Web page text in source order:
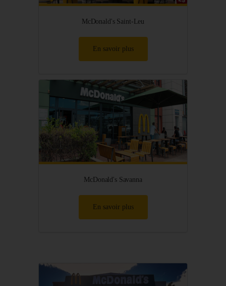
McDonald's Saint-Leu
En savoir plus
McDonald's Savanna
En savoir plus